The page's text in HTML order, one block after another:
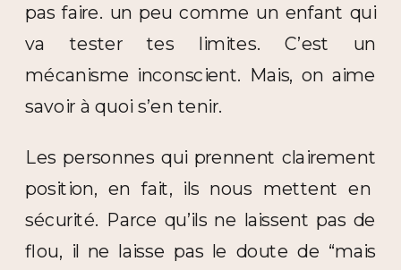
pas faire. un peu comme un enfant qui
va tester tes limites. C’est un
mécanisme inconscient. Mais, on aime
savoir à quoi s’en tenir.
Les personnes qui prennent clairement
position, en fait, ils nous mettent en
sécurité. Parce qu’ils ne laissent pas de
flou, il ne laisse pas le doute de “mais